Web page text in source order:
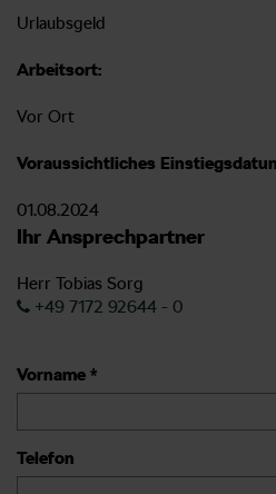
Urlaubsgeld
Arbeitsort:
Vor Ort
Voraussichtliches
01.08.2024
Ihr Ansprechpartner
Herr Tobias Sorg
+49 7172 92644 - 0
Vorname *
Telefon